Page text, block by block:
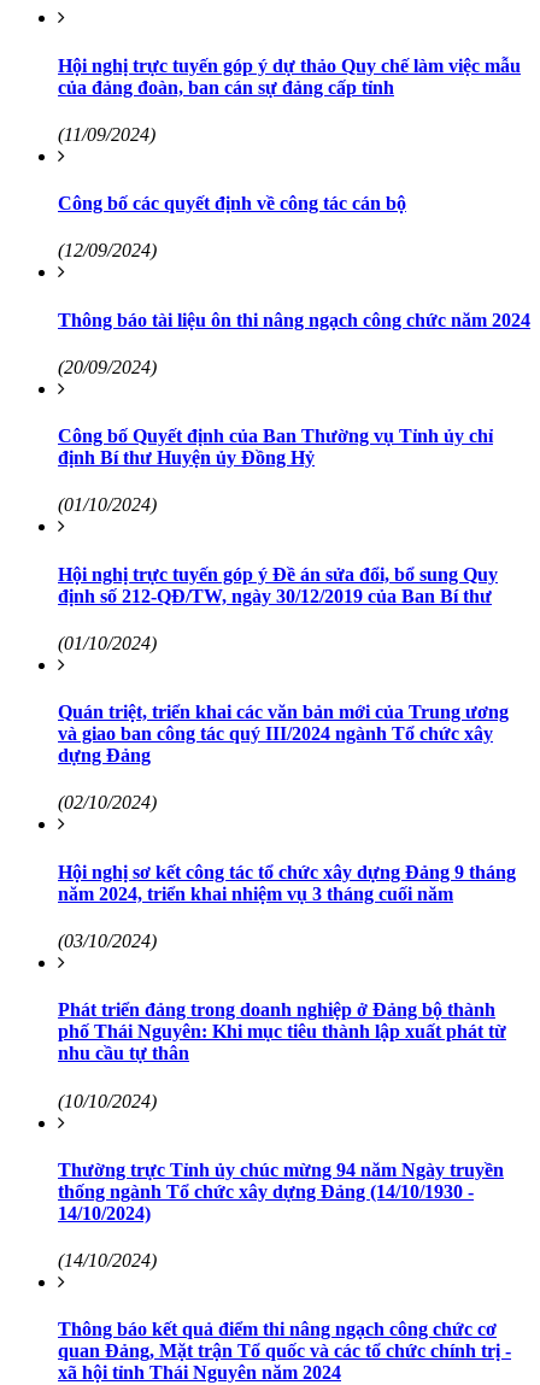
Hội nghị trực tuyến góp ý dự thảo Quy chế làm việc mẫu
của đảng đoàn, ban cán sự đảng cấp tỉnh
(11/09/2024)
Công bố các quyết định về công tác cán bộ
(12/09/2024)
Thông báo tài liệu ôn thi nâng ngạch công chức năm 2024
(20/09/2024)
Công bố Quyết định của Ban Thường vụ Tỉnh ủy chỉ
định Bí thư Huyện ủy Đồng Hỷ
(01/10/2024)
Hội nghị trực tuyến góp ý Đề án sửa đổi, bổ sung Quy
định số 212-QĐ/TW, ngày 30/12/2019 của Ban Bí thư
(01/10/2024)
Quán triệt, triển khai các văn bản mới của Trung ương
và giao ban công tác quý III/2024 ngành Tổ chức xây
dựng Đảng
(02/10/2024)
Hội nghị sơ kết công tác tổ chức xây dựng Đảng 9 tháng
năm 2024, triển khai nhiệm vụ 3 tháng cuối năm
(03/10/2024)
Phát triển đảng trong doanh nghiệp ở Đảng bộ thành
phố Thái Nguyên: Khi mục tiêu thành lập xuất phát từ
nhu cầu tự thân
(10/10/2024)
Thường trực Tỉnh ủy chúc mừng 94 năm Ngày truyền
thống ngành Tổ chức xây dựng Đảng (14/10/1930 -
14/10/2024)
(14/10/2024)
Thông báo kết quả điểm thi nâng ngạch công chức cơ
quan Đảng, Mặt trận Tổ quốc và các tổ chức chính trị -
xã hội tỉnh Thái Nguyên năm 2024